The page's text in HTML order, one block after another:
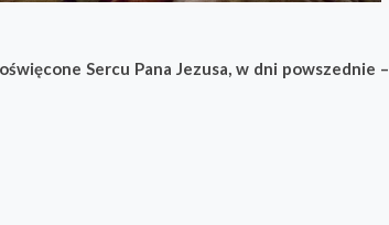
Sercu Pana Jezusa, w dni powszednie –